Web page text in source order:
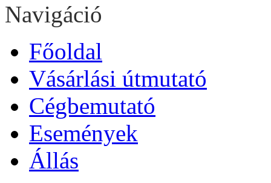
Navigáció
Főoldal
Vásárlási útmutató
Cégbemutató
Események
Állás